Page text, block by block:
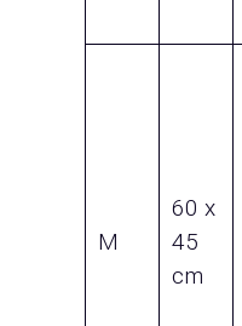
M
60 x
45
cm